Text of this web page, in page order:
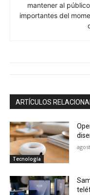
mantener al
importantes del
ARTÍCULOS
Tecnología